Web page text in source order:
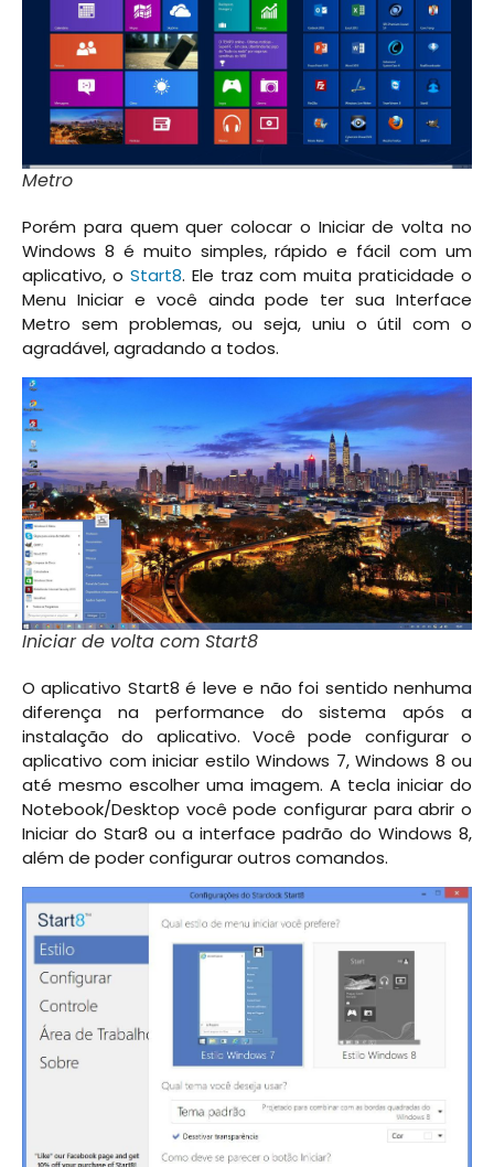
Metro
Porém para quem quer colocar o Iniciar de volta no
Windows 8 é muito simples, rápido e fácil com um
aplicativo, o Start8. Ele traz com muita praticidade o
Menu Iniciar e você ainda pode ter sua Interface
Metro sem problemas, ou seja, uniu o útil com o
agradável, agradando a todos.
Iniciar de volta com Start8
O aplicativo Start8 é leve e não foi sentido nenhuma
diferença na performance do sistema após a
instalação do aplicativo. Você pode configurar o
aplicativo com iniciar estilo Windows 7, Windows 8 ou
até mesmo escolher uma imagem. A tecla iniciar do
Notebook/Desktop você pode configurar para abrir o
Iniciar do Star8 ou a interface padrão do Windows 8,
além de poder configurar outros comandos.